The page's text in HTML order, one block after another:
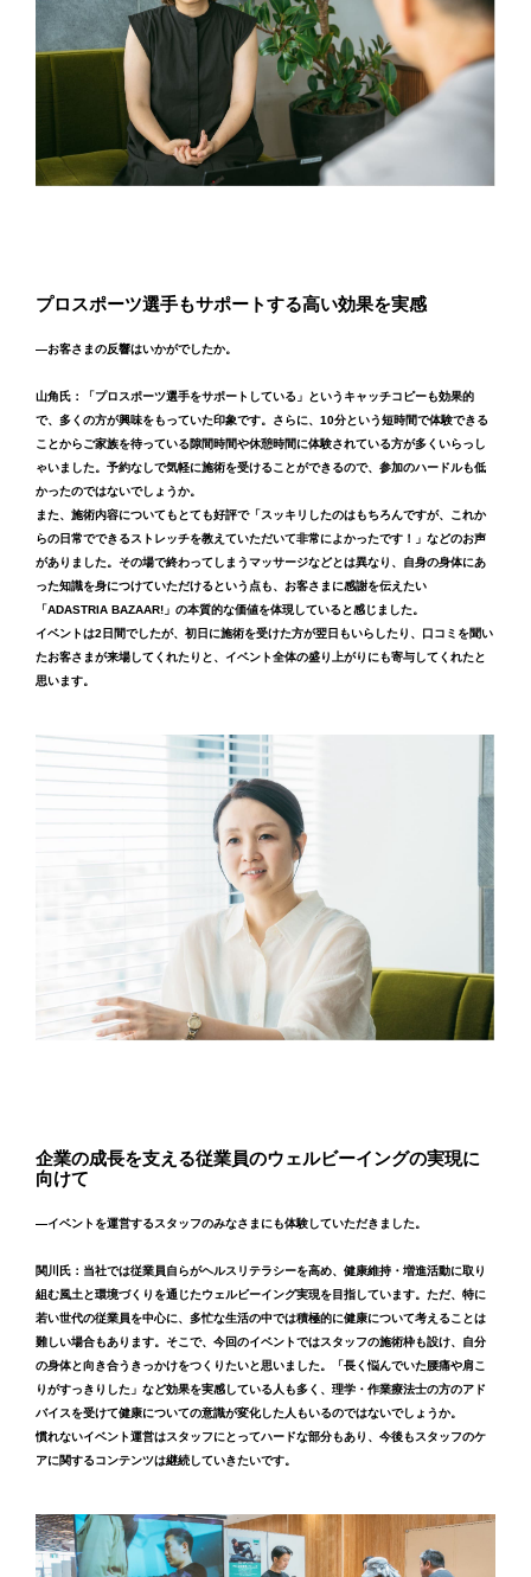
プロスポーツ選手もサポートする高い効果を実感
―お客さまの反響はいかがでしたか。
山角氏：「プロスポーツ選手をサポートしている」というキャッチコピーも効果的
で、多くの方が興味をもっていた印象です。さらに、10分という短時間で体験できる
ことからご家族を待っている隙間時間や休憩時間に体験されている方が多くいらっし
ゃいました。予約なしで気軽に施術を受けることができるので、参加のハードルも低
かったのではないでしょうか。
また、施術内容についてもとても好評で「スッキリしたのはもちろんですが、これか
らの日常でできるストレッチを教えていただいて非常によかったです！」などのお声
がありました。その場で終わってしまうマッサージなどとは異なり、自身の身体にあ
った知識を身につけていただけるという点も、お客さまに感謝を伝えたい
「ADASTRIA BAZAAR!」の本質的な価値を体現していると感じました。
イベントは2日間でしたが、初日に施術を受けた方が翌日もいらしたり、口コミを聞い
たお客さまが来場してくれたりと、イベント全体の盛り上がりにも寄与してくれたと
思います。
企業の成長を支える従業員のウェルビーイングの実現に
向けて
―イベントを運営するスタッフのみなさまにも体験していただきました。
関川氏：当社では従業員自らがヘルスリテラシーを高め、健康維持・増進活動に取り
組む風土と環境づくりを通じたウェルビーイング実現を目指しています。ただ、特に
若い世代の従業員を中心に、多忙な生活の中では積極的に健康について考えることは
難しい場合もあります。そこで、今回のイベントではスタッフの施術枠も設け、自分
の身体と向き合うきっかけをつくりたいと思いました。「長く悩んでいた腰痛や肩こ
りがすっきりした」など効果を実感している人も多く、理学・作業療法士の方のアド
バイスを受けて健康についての意識が変化した人もいるのではないでしょうか。
慣れないイベント運営はスタッフにとってハードな部分もあり、今後もスタッフのケ
アに関するコンテンツは継続していきたいです。